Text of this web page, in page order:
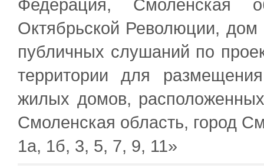
Федерация, Смоленская
Октябрьской Революции, дом
публичных слушаний по
территории для
жилых домов,
Смоленская область, город
1а, 1б, 3, 5, 7, 9, 11»